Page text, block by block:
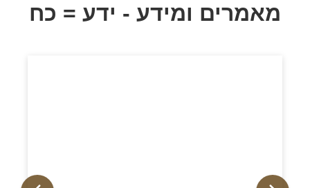
מאמרים ומידע - ידע = כח